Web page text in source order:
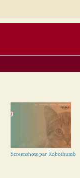
Screenshots par Robothumb